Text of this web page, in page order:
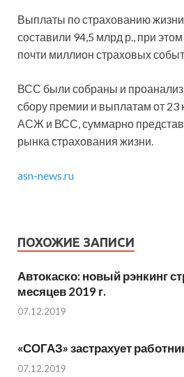
Выплаты по страхованию жизни
составили 94,5 млрд р., при
почти миллион страховых
ВСС были собраны и
сбору премии и выплатам от 23
АСЖ и ВСС, суммарно
рынка страхования жизни.
asn-news.ru
ПОХОЖИЕ ЗАПИСИ
Автокаско: новый рэнкинг
месяцев 2019 г.
07.12.2019
«СОГАЗ» застрахует
07.12.2019